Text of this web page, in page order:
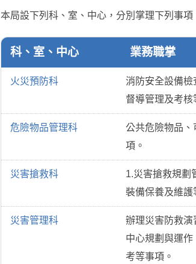
本局設下列科、室、中心，分別掌理下列事
科、室、中心 業務職掌
火災預防科
消防安全設備
督導管理及考核
危險物品管理科
公共危險物品
項。
災害搶救科
1.災害搶救規劃
裝備保養及維護
災害管理科
辦理災害防救
中心規劃與運
考等事項。